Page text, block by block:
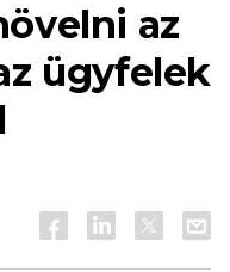
az
ügyfelek